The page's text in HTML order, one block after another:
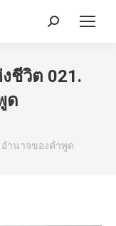
Search:
ชีวิต 021.
ด
อำนาจของคำพูด